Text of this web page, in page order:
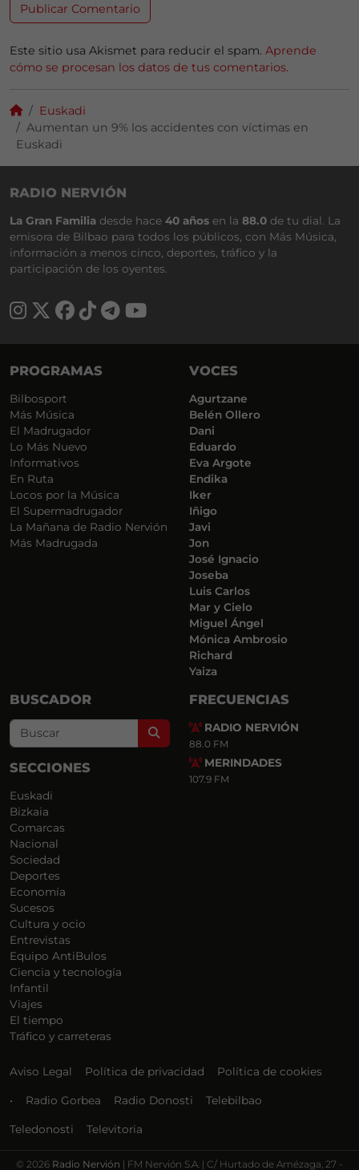
Este sitio usa Akismet para reducir el spam. Aprende
cómo se procesan los datos de tus comentarios.
Euskadi
Aumentan un 9% los accidentes con víctimas en
Euskadi
RADIO NERVIÓN
La Gran Familia desde hace 40 años en la 88.0 de tu dial. La
emisora de Bilbao para todos los públicos, con Más Música,
información a menos cinco, deportes, tráfico y la
participación de los oyentes.
PROGRAMAS
Bilbosport
Más Música
El Madrugador
Lo Más Nuevo
Informativos
En Ruta
Locos por la Música
El Supermadrugador
La Mañana de Radio Nervión
Más Madrugada
VOCES
Agurtzane
Belén Ollero
Dani
Eduardo
Eva Argote
Endika
Iker
Iñigo
Javi
Jon
José Ignacio
Joseba
Luis Carlos
Mar y Cielo
Miguel Ángel
Mónica Ambrosio
Richard
Yaiza
BUSCADOR
Search
SECCIONES
Euskadi
Bizkaia
Comarcas
Nacional
Sociedad
Deportes
Economía
Sucesos
Cultura y ocio
Entrevistas
Equipo AntiBulos
Ciencia y tecnología
Infantil
Viajes
El tiempo
Tráfico y carreteras
FRECUENCIAS
RADIO NERVIÓN
88.0 FM
MERINDADES
107.9 FM
Aviso Legal Política de privacidad Política de cookies
• Radio Gorbea Radio Donosti Telebilbao
Teledonosti Televitoria
© 2026 Radio Nervión | FM Nervión S.A. | C/ Hurtado de Amézaga, 27 -